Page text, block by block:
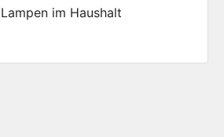
Lampen im Haushalt